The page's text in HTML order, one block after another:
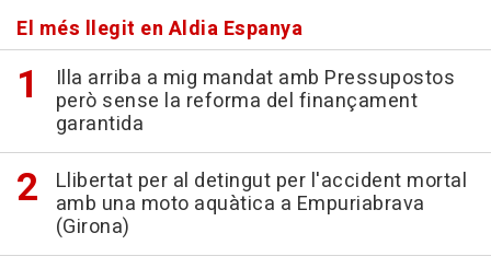
El més llegit en Aldia Espanya
Illa arriba a mig mandat amb Pressupostos
però sense la reforma del finançament
garantida
Llibertat per al detingut per l'accident mortal
amb una moto aquàtica a Empuriabrava
(Girona)